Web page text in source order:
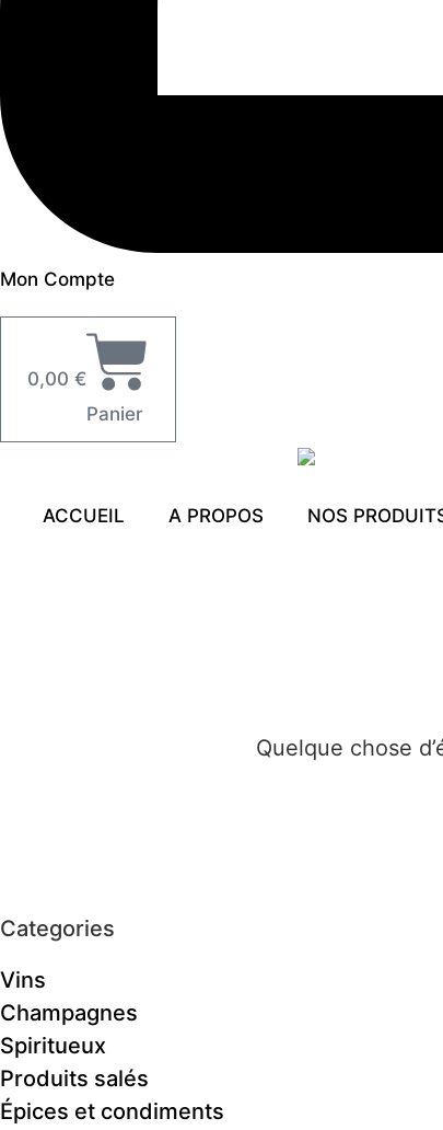
Mon Compte
0,00 €
Panier
ACCUEIL A PROPOS NOS
Quelque chose
Categories
Vins
Champagnes
Spiritueux
Produits salés
Épices et condiments